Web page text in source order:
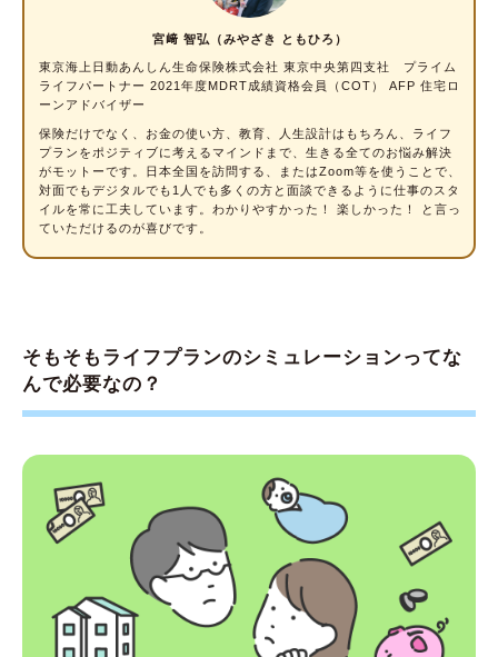
【STEP1】現在の状況をヒアリング
【STEP2】将来実現したいライフプランをヒ
アリング
【STEP3】シミュレーションを実施
【STEP4】結果をもとに、家計の改善策や保
険の見直しをご提案
＜コラム＞保険の専門家にシミュレーションし
てもらうことのメリットとは？
お答えします
宮﨑 智弘（みやざき ともひろ）
東京海上日動あんしん生命保険株式会社 東京中央第四支社 プライム
ライフパートナー 2021年度MDRT成績資格会員（COT） AFP 住宅ロ
ーンアドバイザー
保険だけでなく、お金の使い方、教育、人生設計はもちろん、ライフ
プランをポジティブに考えるマインドまで、生きる全てのお悩み解決
がモットーです。日本全国を訪問する、またはZoom等を使うことで、
対面でもデジタルでも1人でも多くの方と面談できるように仕事のスタ
イルを常に工夫しています。わかりやすかった！ 楽しかった！ と言っ
ていただけるのが喜びです。
そもそもライフプランのシミュレーションってな
んで必要なの？